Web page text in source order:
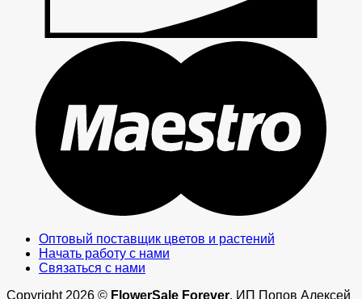
Оптовый поставщик цветов и растений
Начать работу с нами
Связаться с нами
Copyright 2026 © FlowerSale Forever, ИП Попов Алексей